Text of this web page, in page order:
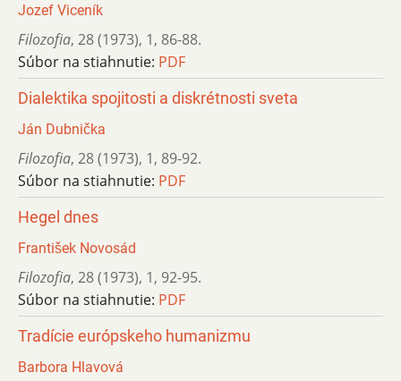
Jozef Viceník
Filozofia, 28 (1973), 1, 86-88.
Súbor na stiahnutie: PDF
Dialektika spojitosti a diskrétnosti sveta
Ján Dubnička
Filozofia, 28 (1973), 1, 89-92.
Súbor na stiahnutie: PDF
Hegel dnes
František Novosád
Filozofia, 28 (1973), 1, 92-95.
Súbor na stiahnutie: PDF
Tradície európskeho humanizmu
Barbora Hlavová